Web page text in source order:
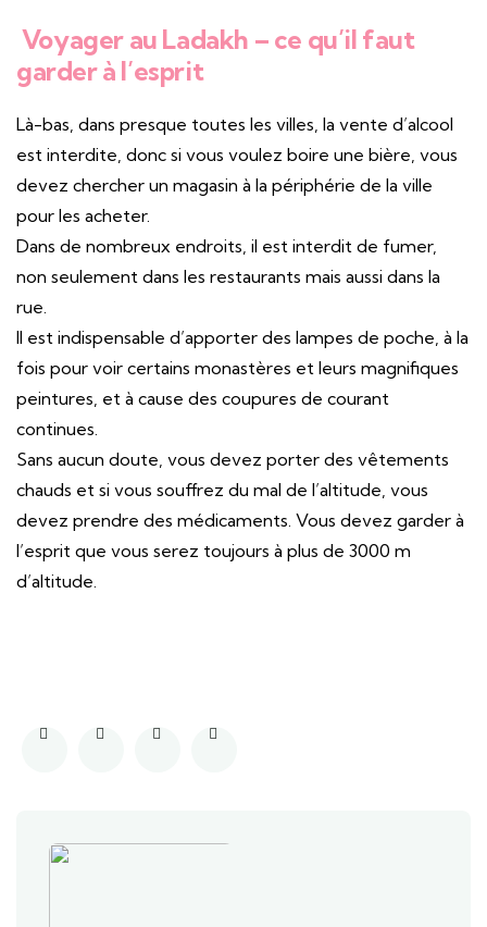
Voyager au Ladakh – ce qu’il faut
garder à l’esprit
Là-bas, dans presque toutes les villes, la vente d’alcool
est interdite, donc si vous voulez boire une bière, vous
devez chercher un magasin à la périphérie de la ville
pour les acheter.
Dans de nombreux endroits, il est interdit de fumer,
non seulement dans les restaurants mais aussi dans la
rue.
Il est indispensable d’apporter des lampes de poche, à la
fois pour voir certains monastères et leurs magnifiques
peintures, et à cause des coupures de courant
continues.
Sans aucun doute, vous devez porter des vêtements
chauds et si vous souffrez du mal de l’altitude, vous
devez prendre des médicaments. Vous devez garder à
l’esprit que vous serez toujours à plus de 3000 m
d’altitude.